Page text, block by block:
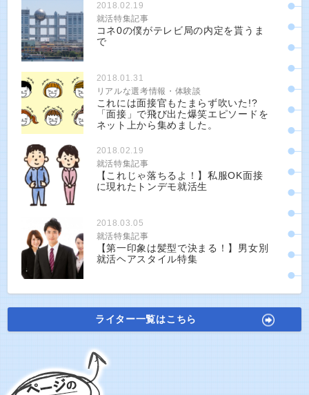
2018.02.19
就活特集記事
コネ0の僕がテレビ局の内定を貰うま
で
2018.01.31
リアルな選考情報・体験談
これには面接官もたまらず吹いた!?
「面接」で飛び出た爆笑エピソードを
ネット上から集めました。
2018.02.19
就活特集記事
【これじゃ落ちるよ！】私服OK面接
に現れたトンデモ就活生
2018.03.05
就活特集記事
【第一印象は髪型で決まる！】男女別
就活ヘアスタイル特集
ライター一覧はこちら